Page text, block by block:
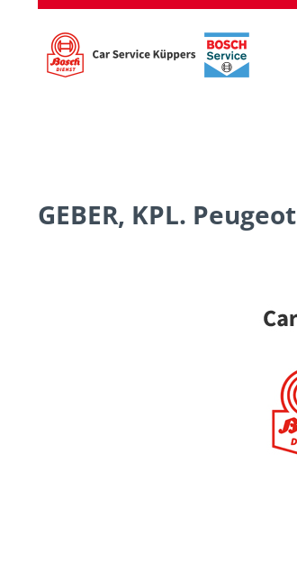
GEBER, KPL. Peugeot